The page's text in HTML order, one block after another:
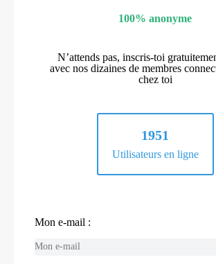
100% anonyme
N’attends pas, inscris-toi
avec nos dizaines de membres
chez toi
1951
Utilisateurs en ligne
Mon e-mail :